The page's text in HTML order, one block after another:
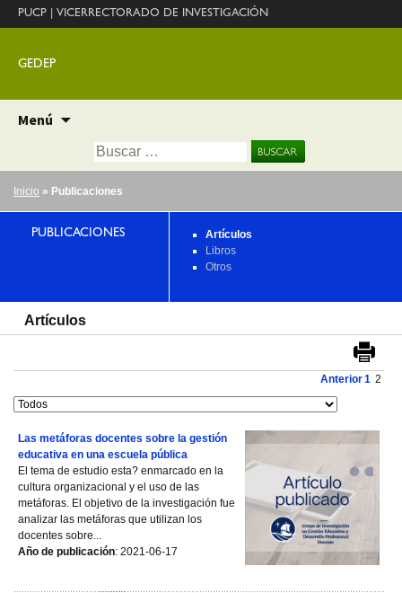
PUCP VICERRECTORADO DE INVESTIGACIÓN
GEDEP
Menú
contenido
Buscar:
Inicio » Publicaciones
PUBLICACIONES
Artículos
Libros
Otros
Artículos
Anterior1 2
Las metáforas docentes sobre la gestión
educativa en una escuela pública
El tema de estudio esta? enmarcado en la
cultura organizacional y el uso de las
metáforas. El objetivo de la investigación fue
analizar las metáforas que utilizan los
docentes sobre...
Año de publicación: 2021-06-17